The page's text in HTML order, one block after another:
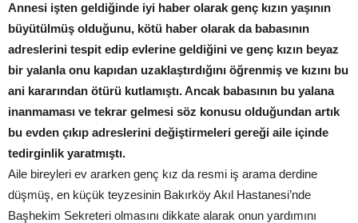
Annesi işten geldiğinde iyi haber olarak genç kızın yaşının
büyütülmüş olduğunu, kötü haber olarak da babasının
adreslerini tespit edip evlerine geldiğini ve genç kızın beyaz
bir yalanla onu kapıdan uzaklaştırdığını öğrenmiş ve kızını bu
ani kararından ötürü kutlamıştı. Ancak babasının bu yalana
inanmaması ve tekrar gelmesi söz konusu olduğundan artık
bu evden çıkıp adreslerini değiştirmeleri gereği aile içinde
tedirginlik yaratmıştı.
Aile bireyleri ev ararken genç kız da resmi iş arama derdine
düşmüş, en küçük teyzesinin Bakırköy Akıl Hastanesi’nde
Başhekim Sekreteri olmasını dikkate alarak onun yardımını